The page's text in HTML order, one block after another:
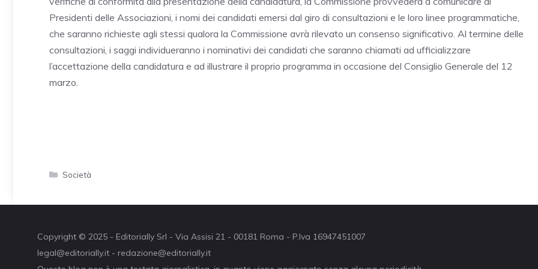
Presidenti delle Associazioni, i nomi dei candidati emersi dal giro di consultazioni e le loro linee programmatiche,
che saranno richieste agli stessi qualora la Commissione avrà rilevato un consenso significativo. Al termine delle
consultazioni, i saggi individueranno i nominativi dei candidati che saranno chiamati ad ufficializzare
l’accettazione della candidatura e ad illustrare il proprio programma in occasione del Consiglio Generale del 12
marzo.
Categorie
Società
Copyright © 2025 - Editorially Srl - Via Assisi 21 - 00181 Roma - P.Iva 16947451007
legal@editorially.it - redazione@editorially.it